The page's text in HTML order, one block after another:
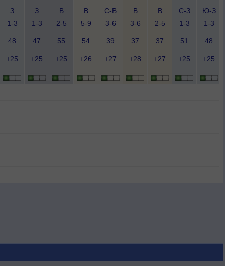
З
1-3
З
1-3
В
2-5
В
5-9
С-В
3-6
В
3-6
В
2-5
С-З
1-3
Ю-З
1-3
48 47 55 54 39 37 37 51 48
+25 +25 +25 +26 +27 +28 +27 +25 +25